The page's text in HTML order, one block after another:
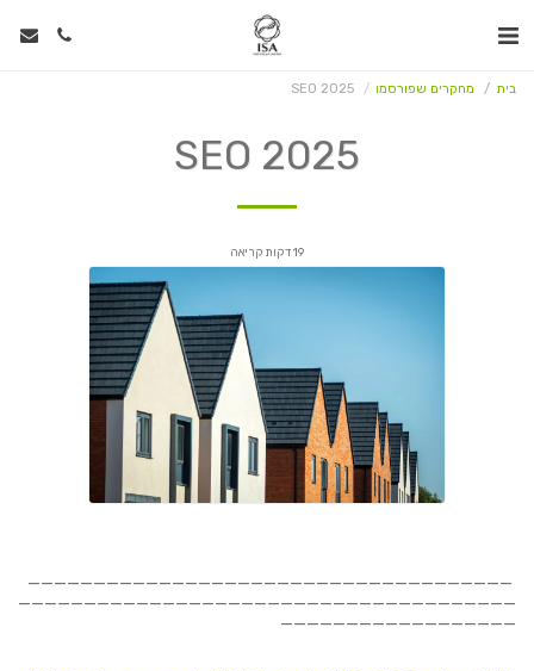
בית מחקרים שפורסמו SEO 2025
SEO 2025
19 דקות קריאה
_____________________________________
______________________________________
__________________